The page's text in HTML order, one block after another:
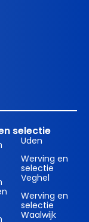
selectie
Uden
Werving en
selectie
Veghel
Werving en
selectie
Waalwijk